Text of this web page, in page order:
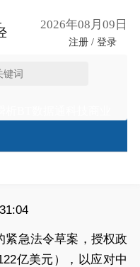
2026年08月09日
注册 / 登录
亿泰铢应对能源危机
机 2026年经济增长
紧急法令草案，授权政
亿美元），以应对中